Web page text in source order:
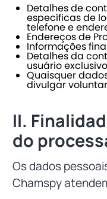
Detalhes de
específicas de
telefone e
Endereços de
Informações
Detalhes da
usuário
Quaisquer
divulgar
II.
do
Os dados
Chamspy